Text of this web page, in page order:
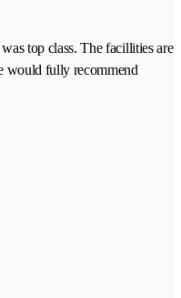
top class. The facillities are
would fully recommend